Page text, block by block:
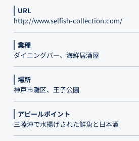
URL
http://www.selfish-collection.com/
業種
ダイニングバー、海鮮居酒屋
場所
神戸市灘区、王子公園
アピールポイント
三陸沖で水揚げされた鮮魚と日本酒